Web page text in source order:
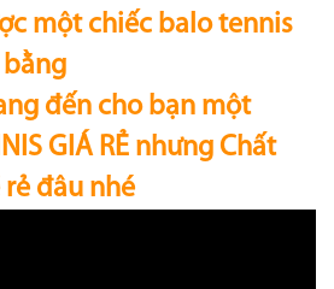
một chiếc balo tennis
đến cho bạn một
GIÁ RẺ nhưng Chất
đâu nhé